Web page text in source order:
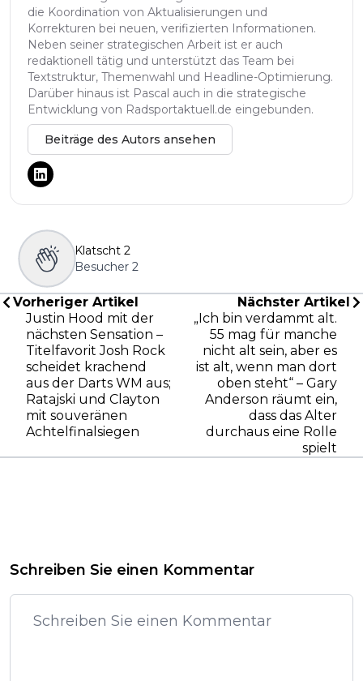
die Koordination von Aktualisierungen und
Korrekturen bei neuen, verifizierten Informationen.
Neben seiner strategischen Arbeit ist er auch
redaktionell tätig und unterstützt das Team bei
Textstruktur, Themenwahl und Headline-Optimierung.
Darüber hinaus ist Pascal auch in die strategische
Entwicklung von Radsportaktuell.de eingebunden.
Beiträge des Autors ansehen
Klatscht 2
Besucher 2
Vorheriger Artikel
Justin Hood mit der
nächsten Sensation –
Titelfavorit Josh Rock
scheidet krachend
aus der Darts WM aus;
Ratajski und Clayton
mit souveränen
Achtelfinalsiegen
Nächster Artikel
„Ich bin verdammt alt.
55 mag für manche
nicht alt sein, aber es
ist alt, wenn man dort
oben steht“ – Gary
Anderson räumt ein,
dass das Alter
durchaus eine Rolle
spielt
Schreiben Sie einen Kommentar